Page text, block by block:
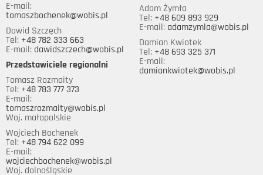
E-mail:
tomaszbochenek@wobis.pl
Dawid Szczęch
Tel: +48 782 333 663
E-mail: dawidszczech@wobis.pl
Przedstawiciele regionalni
Tomasz Rozmaity
Tel: +48 783 777 373
E-mail:
tomaszrozmaity@wobis.pl
Woj. małopolskie
Wojciech Bochenek
Tel: +48 794 622 099
E-mail:
wojciechbochenek@wobis.pl
Woj. dolnośląskie
Adam Żymła
Tel: +48 609 893 929
E-mail: adamzymla@wobis.pl
Damian Kwiotek
Tel: +48 693 325 371
E-mail:
damiankwiotek@wobis.pl